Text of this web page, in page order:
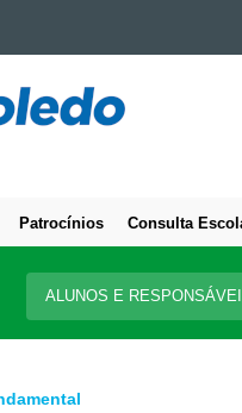
Patrocínios Consulta
ALUNOS E